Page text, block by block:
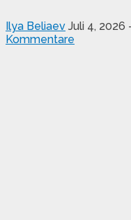
Ilya Beliaev Juli 4, 2026
Kommentare